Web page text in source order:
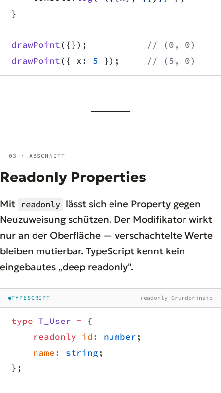
}
drawPoint({});
// (0, 0)
drawPoint({ x: 5 }); // (5, 0)
03 · ABSCHNITT
Readonly Properties
Mit readonly lässt sich eine Property gegen
Neuzuweisung schützen. Der Modifikator wirkt
nur an der Oberfläche — verschachtelte Werte
bleiben mutierbar. TypeScript kennt kein
eingebautes „deep readonly".
TYPESCRIPT readonly Grundprinzip
type T_User = {
    readonly
id : number;
    name
: string;
};